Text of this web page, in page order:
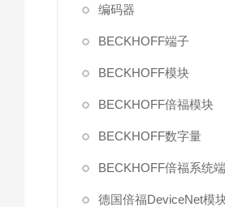
编码器
BECKHOFF端子
BECKHOFF模块
BECKHOFF倍福模块
BECKHOFF数字量
BECKHOFF倍福系统
德国倍福DeviceNet模